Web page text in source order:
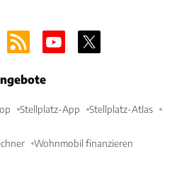
Stellplatz-App Stellplatz-Atlas
Wohnmobil finanzieren